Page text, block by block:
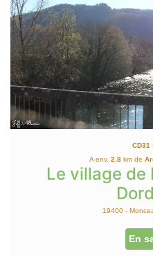
CD31
A env. 2.8 km de
Le village de
19400 -
En